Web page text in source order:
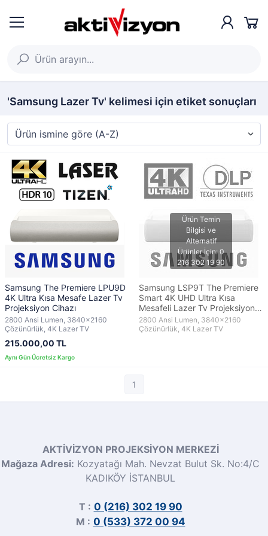
'Samsung Lazer Tv' kelimesi için etiket sonuçları
Samsung The Premiere LPU9D
4K Ultra Kısa Mesafe Lazer Tv
Projeksiyon Cihazı
2800 Ansi Lumen, 3840x2160
Çözünürlük, 4K Lazer TV
215.000,00 TL
Samsung LSP9T The Premiere
Smart 4K UHD Ultra Kısa
Mesafeli Lazer Tv Projeksiyon
Cihazı
2800 Ansi Lumen, 3840x2160
Çözünürlük, 4K Lazer TV
1
AKTİVİZYON PROJEKSİYON MERKEZİ
Mağaza Adresi: Kozyatağı Mah. Nevzat Bulut Sk. No:4/C
KADIKÖY İSTANBUL
T : 0 (216) 302 19 90
M : 0 (533) 372 00 94